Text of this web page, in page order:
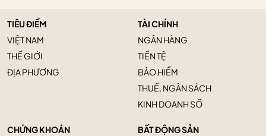
TIÊU ĐIỂM
VIỆT NAM
THẾ GIỚI
ĐỊA PHƯƠNG
TÀI CHÍNH
NGÂN HÀNG
TIỀN TỆ
BẢO HIỂM
THUẾ, NGÂN SÁCH
KINH DOANH SỐ
CHỨNG KHOÁN
BẤT ĐỘNG SẢN